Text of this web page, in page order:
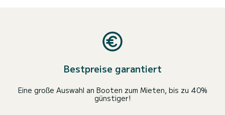
Bestpreise garantiert
Eine große Auswahl an Booten zum Mieten, bis zu 40%
günstiger!